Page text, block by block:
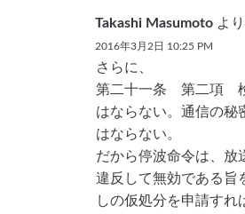
Takashi Masumoto よ
2016年3月2日 10:25 PM
さらに、
第二十一条 第二項
はならない。通信の秘
はならない。
だから停波命令は、放
違反して無効である旨
しの仮処分を申請すれ